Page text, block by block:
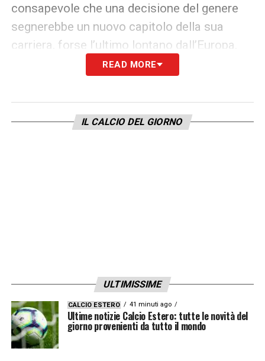
consapevole che una decisione del genere
segnerebbe un nuovo capitolo della sua
carriera, forse l’ultimo lontano dall’Europa.
Per ora, tutto resta sospeso. Il futuro di
l’avventura a Udine è giunta al capolinea.
Resta da vedere se il prossimo passo sarà
READ MORE
IL CALCIO DEL GIORNO
ULTIMISSIME
CALCIO ESTERO 41 minuti ago
Ultime notizie Calcio Estero: tutte le novità del
giorno provenienti da tutto il mondo